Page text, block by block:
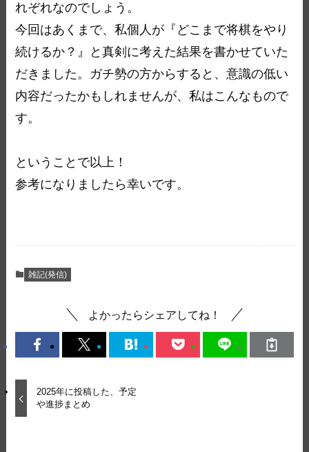
れぞれなのでしょう。
今回はあくまで、私個人が『どこまで将棋をやり
続けるか？』と真剣に考えた結果を書かせていた
だきました。ガチ勢の方からすると、意識の低い
内容だったかもしれませんが、私はこんなもので
す。
ということで以上！
参考になりましたら幸いです。
雑記(発信)
よかったらシェアしてね！
2025年に投稿した、予定
や進捗まとめ